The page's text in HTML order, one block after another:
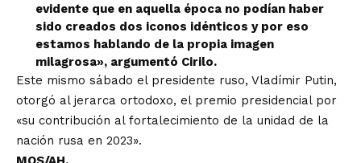
evidente que en aquella época no podían haber
sido creados dos iconos idénticos y por eso
estamos hablando de la propia imagen
milagrosa», argumentó Cirilo.
Este mismo sábado el presidente ruso, Vladímir Putin,
otorgó al jerarca ortodoxo, el premio presidencial por
«su contribución al fortalecimiento de la unidad de la
nación rusa en 2023».